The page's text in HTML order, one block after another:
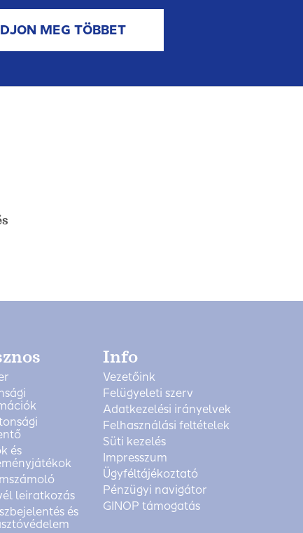
MEG TÖBBET
és
leiratkozás
és
Info
Vezetőink
Felügyeleti szerv
Adatkezelési irányelvek
Felhasználási feltételek
Süti kezelés
Impresszum
Ügyféltájékoztató
Pénzügyi navigátor
GINOP támogatás